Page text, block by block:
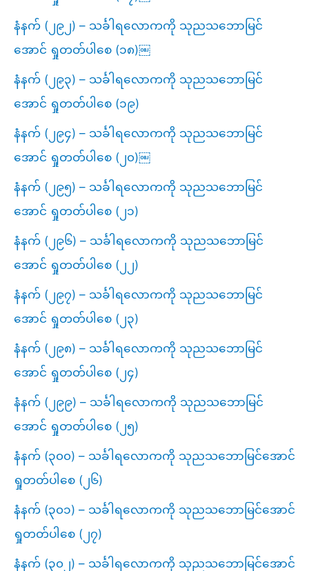
နံနက် (၂၉၂) – သင်္ခါရလောကကို သုညသဘောမြင်
အောင် ရှုတတ်ပါစေ (၁၈)￼
နံနက် (၂၉၃) – သင်္ခါရလောကကို သုညသဘောမြင်
အောင် ရှုတတ်ပါစေ (၁၉)
နံနက် (၂၉၄) – သင်္ခါရလောကကို သုညသဘောမြင်
အောင် ရှုတတ်ပါစေ (၂၀)￼
နံနက် (၂၉၅) – သင်္ခါရလောကကို သုညသဘောမြင်
အောင် ရှုတတ်ပါစေ (၂၁)
နံနက် (၂၉၆) – သင်္ခါရလောကကို သုညသဘောမြင်
အောင် ရှုတတ်ပါစေ (၂၂)
နံနက် (၂၉၇) – သင်္ခါရလောကကို သုညသဘောမြင်
အောင် ရှုတတ်ပါစေ (၂၃)
နံနက် (၂၉၈) – သင်္ခါရလောကကို သုညသဘောမြင်
အောင် ရှုတတ်ပါစေ (၂၄)
နံနက် (၂၉၉) – သင်္ခါရလောကကို သုညသဘောမြင်
အောင် ရှုတတ်ပါစေ (၂၅)
နံနက် (၃၀၀) – သင်္ခါရလောကကို သုညသဘောမြင်အောင်
ရှုတတ်ပါစေ (၂၆)
နံနက် (၃၀၁) – သင်္ခါရလောကကို သုညသဘောမြင်အောင်
ရှုတတ်ပါစေ (၂၇)
နံနက် (၃၀၂) – သင်္ခါရလောကကို သုညသဘောမြင်အောင်